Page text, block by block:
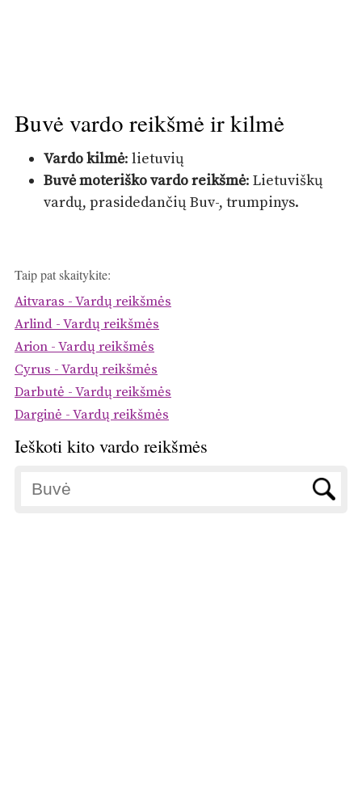
Buvė vardo reikšmė ir kilmė
Vardo kilmė: lietuvių
Buvė moteriško vardo reikšmė: Lietuviškų
vardų, prasidedančių Buv-, trumpinys.
Taip pat skaitykite:
Aitvaras - Vardų reikšmės
Arlind - Vardų reikšmės
Arion - Vardų reikšmės
Cyrus - Vardų reikšmės
Darbutė - Vardų reikšmės
Darginė - Vardų reikšmės
Ieškoti kito vardo reikšmės